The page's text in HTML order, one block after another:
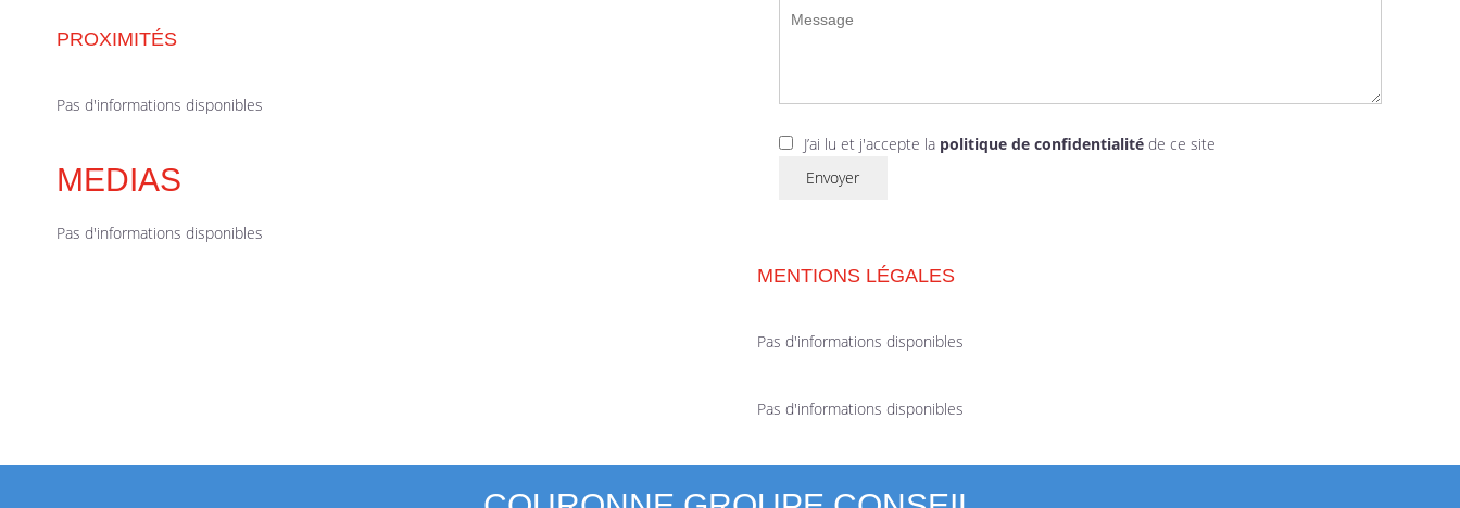
PROXIMITÉS
Pas d'informations disponibles
MEDIAS
Pas d'informations disponibles
J’ai lu et j'accepte la politique de confidentialitéde ce site
Envoyer
MENTIONS LÉGALES
Pas d'informations disponibles
Pas d'informations disponibles